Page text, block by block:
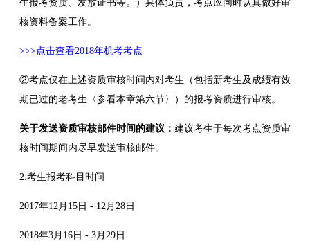
生报考资质、发放证书等。）具体负责，考点应同时认真做好审
核资料备案工作。
>>>点击查看2018年机考考点
②考点仅在上述资质审核时间内对考生（包括新考生及成绩有效
期已过的老考生〈参看本章第六节〉）的报考资质进行审核。
关于发送资质审核邮件时间的建议： 建议考生于每次考点资质审
核时间期间内尽早发送审核邮件。
2.考生报考科目时间
2017年12月15日 - 12月28日
2018年3月16日 - 3月29日